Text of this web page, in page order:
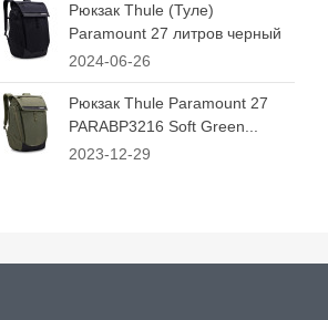
Рюкзак Thule (Туле)
Paramount 27 литров черный
2024-06-26
Рюкзак Thule Paramount 27
PARABP3216 Soft Green...
2023-12-29